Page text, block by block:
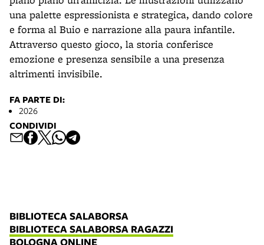
una palette espressionista e strategica, dando colore
e forma al Buio e narrazione alla paura infantile.
Attraverso questo gioco, la storia conferisce
emozione e presenza sensibile a una presenza
altrimenti invisibile.
FA PARTE DI:
2026
CONDIVIDI
BIBLIOTECA SALABORSA
BIBLIOTECA SALABORSA RAGAZZI
BOLOGNA ONLINE